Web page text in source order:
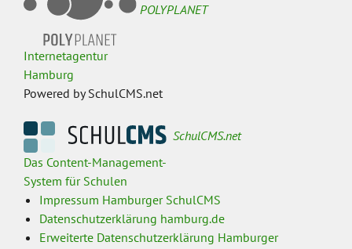
POLYPLANET
Internetagentur
Hamburg
Powered by SchulCMS.net
SchulCMS.net
Das Content-Management-
System für Schulen
Impressum Hamburger SchulCMS
Datenschutzerklärung hamburg.de
Erweiterte Datenschutzerklärung Hamburger